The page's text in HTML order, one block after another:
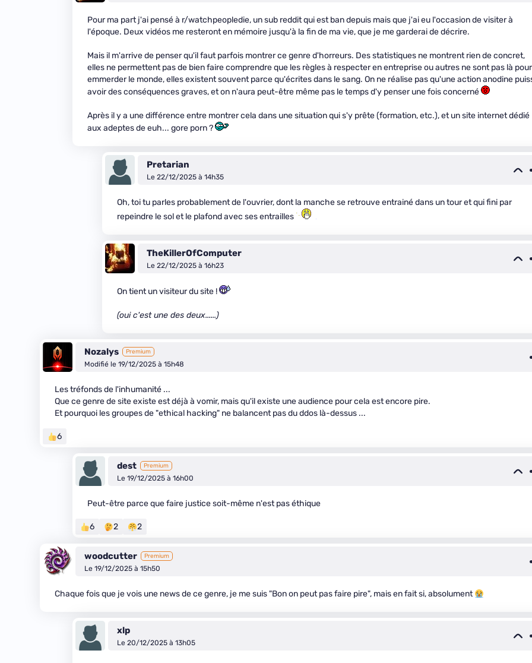
Pour ma part j'ai pensé à r/watchpeopledie, un sub reddit qui est ban depuis mais que j'ai eu l'occasion de visiter à
l'époque. Deux vidéos me resteront en mémoire jusqu'à la fin de ma vie, que je me garderai de décrire.
Mais il m'arrive de penser qu'il faut parfois montrer ce genre d'horreurs. Des statistiques ne montrent rien de concret,
elles ne permettent pas de bien faire comprendre que les règles à respecter en entreprise ou autres ne sont pas là pour
emmerder le monde, elles existent souvent parce qu'écrites dans le sang. On ne réalise pas qu'une action anodine
avoir des conséquences graves, et on n'aura peut-être même pas le temps d'y penser une fois concerné
Après il y a une différence entre montrer cela dans une situation qui s'y prête (formation, etc.), et un site internet dédié
aux adeptes de euh... gore porn ?
Pretarian
Le 22/12/2025 à 14h35
Oh, toi tu parles probablement de l'ouvrier, dont la manche se retrouve entrainé dans un tour et qui fini par
repeindre le sol et le plafond avec ses entrailles
TheKillerOfComputer
Le 22/12/2025 à 16h23
On tient un visiteur du site !
(oui c'est une des deux......)
Nozalys Premium
Modifié le 19/12/2025 à 15h48
Les tréfonds de l'inhumanité ...
Que ce genre de site existe est déjà à vomir, mais qu'il existe une audience pour cela est encore pire.
Et pourquoi les groupes de "ethical hacking" ne balancent pas du ddos là-dessus ...
6
dest Premium
Le 19/12/2025 à 16h00
Peut-être parce que faire justice soit-même n'est pas éthique
6 2 2
woodcutter Premium
Le 19/12/2025 à 15h50
Chaque fois que je vois une news de ce genre, je me suis "Bon on peut pas faire pire", mais en fait si, absolument
xlp
Le 20/12/2025 à 13h05